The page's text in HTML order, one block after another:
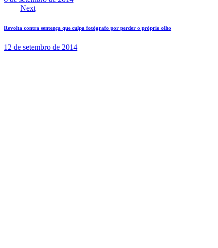
Next
Revolta contra sentença que culpa fotógrafo por perder o próprio olho
12 de setembro de 2014